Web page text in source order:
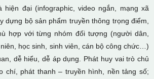
hiện đại (infographic, video ngắn, mạng xã
dựng bộ sản phẩm truyền thông trọng điểm,
hợp với từng nhóm đối tượng (người dân,
học sinh, sinh viên, cán bộ công chức…)
dễ hiểu, dễ áp dụng. Phát huy vai trò chủ
chí, phát thanh – truyền hình, nền tảng số;